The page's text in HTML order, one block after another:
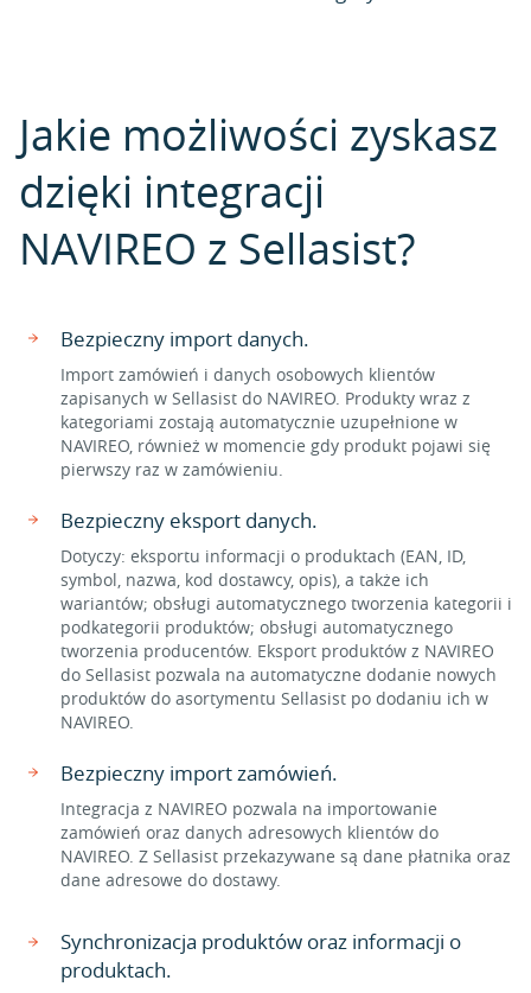
Jakie możliwości zyskasz
dzięki integracji
NAVIREO z Sellasist?
Bezpieczny import danych.
Import zamówień i danych osobowych klientów
zapisanych w Sellasist do NAVIREO. Produkty wraz z
kategoriami zostają automatycznie uzupełnione w
NAVIREO, również w momencie gdy produkt pojawi się
pierwszy raz w zamówieniu.
Bezpieczny eksport danych.
Dotyczy: eksportu informacji o produktach (EAN, ID,
symbol, nazwa, kod dostawcy, opis), a także ich
wariantów; obsługi automatycznego tworzenia kategorii i
podkategorii produktów; obsługi automatycznego
tworzenia producentów. Eksport produktów z NAVIREO
do Sellasist pozwala na automatyczne dodanie nowych
produktów do asortymentu Sellasist po dodaniu ich w
NAVIREO.
Bezpieczny import zamówień.
Integracja z NAVIREO pozwala na importowanie
zamówień oraz danych adresowych klientów do
NAVIREO. Z Sellasist przekazywane są dane płatnika oraz
dane adresowe do dostawy.
Synchronizacja produktów oraz informacji o
produktach.